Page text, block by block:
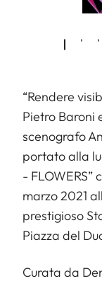
“Rendere
Pietro Baroni
scenografo
portato alla
- FLOWERS”
marzo 2021
prestigioso
Piazza del
Curata da